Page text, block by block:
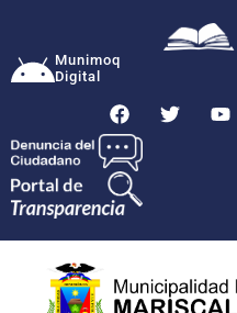
Munimoq
Digital